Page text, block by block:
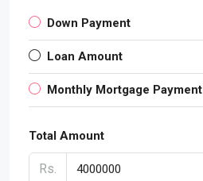
Down Payment
Loan Amount
Monthly Mortgage Payment
Total Amount
Rs.